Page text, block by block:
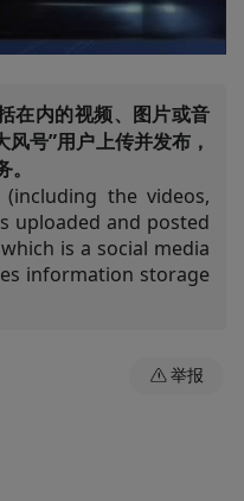
01:39
在内的视频、图片或音
号”用户上传并发布，
the videos,
uploaded and posted
is a social media
information storage
举报